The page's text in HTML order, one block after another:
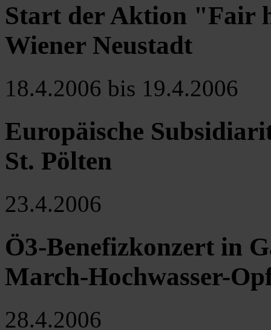
Start der Aktion "Fair
Wiener Neustadt
18.4.2006 bis 19.4.2006
Europäische
St. Pölten
23.4.2006
Ö3-Benefizkonzert in
March-Hochwasser-
28.4.2006